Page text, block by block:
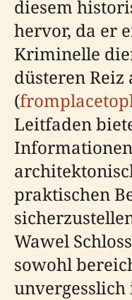
diesem
hervor, da er
Kriminelle
düsteren
(
Leitfaden
praktischen
Wawel
sowohl
unvergesslich